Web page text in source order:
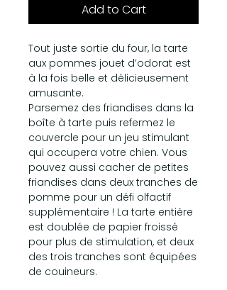
Add to Cart
Tout juste sortie du four, la tarte
aux pommes jouet d’odorat est
à la fois belle et délicieusement
amusante.
Parsemez des friandises dans la
boîte à tarte puis refermez le
couvercle pour un jeu stimulant
qui occupera votre chien. Vous
pouvez aussi cacher de petites
friandises dans deux tranches de
pomme pour un défi olfactif
supplémentaire ! La tarte entière
est doublée de papier froissé
pour plus de stimulation, et deux
des trois tranches sont équipées
de couineurs.